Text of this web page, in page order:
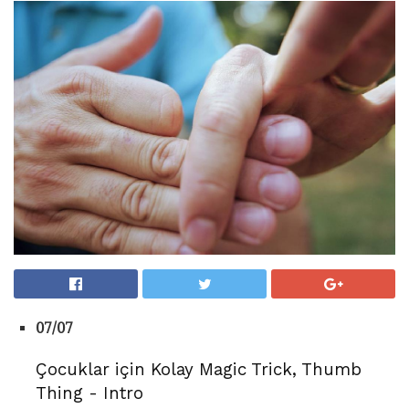
07/07
Çocuklar için Kolay Magic Trick, Thumb
Thing - Intro